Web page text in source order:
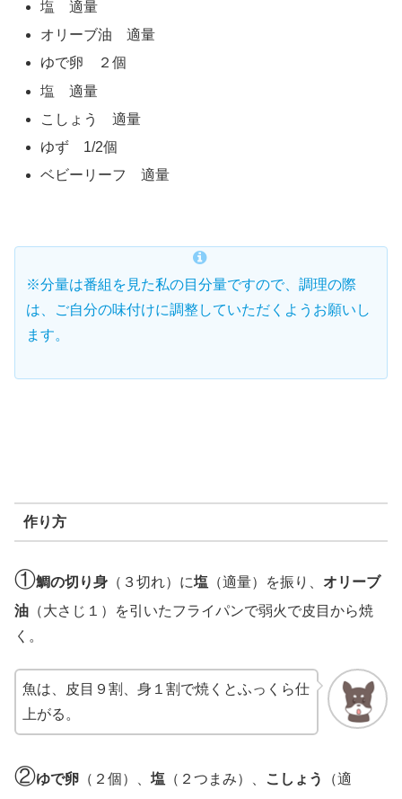
塩 適量
オリーブ油 適量
ゆで卵 ２個
塩 適量
こしょう 適量
ゆず 1/2個
ベビーリーフ 適量
※分量は番組を見た私の目分量ですので、調理の際
は、ご自分の味付けに調整していただくようお願いし
ます。
作り方
①鯛の切り身 （３切れ）に塩 （適量）を振り、 オリーブ
油 （大さじ１）を引いたフライパンで弱火で皮目から焼
く。
魚は、皮目９割、身１割で焼くとふっくら仕
上がる。
②ゆで卵 （２個）、 塩 （２つまみ）、 こしょう
（適